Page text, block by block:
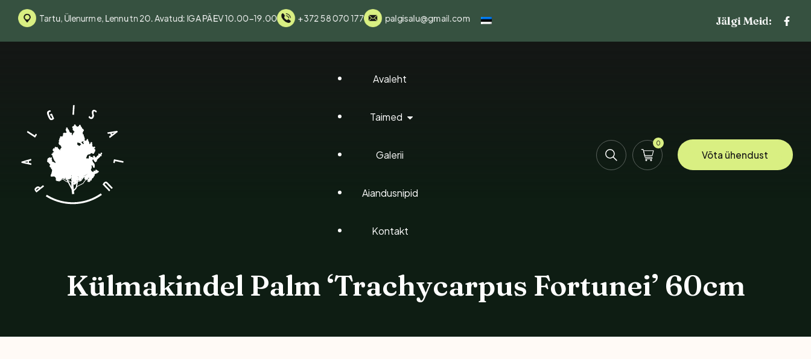
Tartu, Ülenurme, Lennu tn 20. Avatud: IGA PÄEV 10.00-19.00 +372 58 070 177 palgisalu@gmail.com Jälgi Meid:
Avaleht
Taimed
Magnooliad
Galerii
Aiandusnipid
Kontakt
0
Võta ühendust
Külmakindel Palm ‘Trachycarpus Fortunei’ 60cm